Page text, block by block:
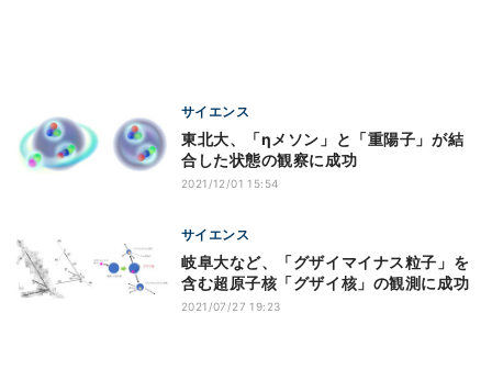
サイエンス
東北大、「ηメソン」と「重陽子」が結
合した状態の観察に成功
2021/12/01 15:54
サイエンス
岐阜大など、「グザイマイナス粒子」を
含む超原子核「グザイ核」の観測に成功
2021/07/27 19:23